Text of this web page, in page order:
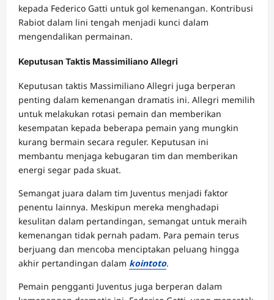
kepada Federico Gatti untuk gol kemenangan. Kontribusi
Rabiot dalam lini tengah menjadi kunci dalam
mengendalikan permainan.
Keputusan Taktis Massimiliano Allegri
Keputusan taktis Massimiliano Allegri juga berperan
penting dalam kemenangan dramatis ini. Allegri memilih
untuk melakukan rotasi pemain dan memberikan
kesempatan kepada beberapa pemain yang mungkin
kurang bermain secara reguler. Keputusan ini
membantu menjaga kebugaran tim dan memberikan
energi segar pada skuat.
Semangat juara dalam tim Juventus menjadi faktor
penentu lainnya. Meskipun mereka menghadapi
kesulitan dalam pertandingan, semangat untuk meraih
kemenangan tidak pernah padam. Para pemain terus
berjuang dan mencoba menciptakan peluang hingga
akhir pertandingan dalam kointoto.
Pemain pengganti Juventus juga berperan dalam